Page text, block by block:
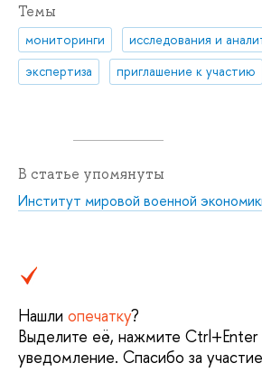
Темы
мониторинги
исследования и
экспертиза
приглашение к участию
В статье упомянуты
Институт мировой военной
Нашли опечатку?
Выделите её, нажмите Ctrl+Enter
уведомление. Спасибо за